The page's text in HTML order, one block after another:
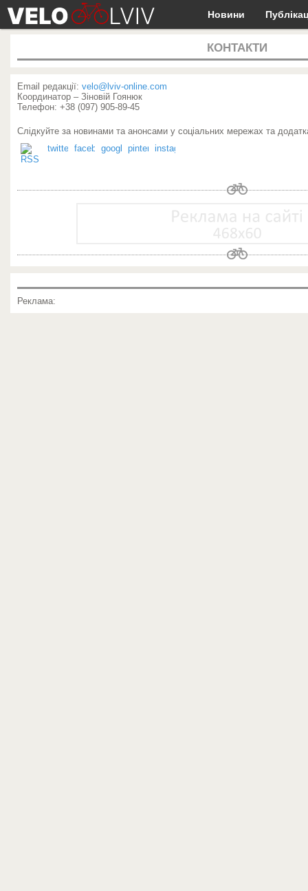
Новини
КОНТАКТИ
Email редакції: velo@lviv-online.com
Координатор – Зіновій Гоянюк
Телефон: +38 (097) 905-89-45
Слідкуйте за новинами та анонсами у соціальних мережах та
Реклама: